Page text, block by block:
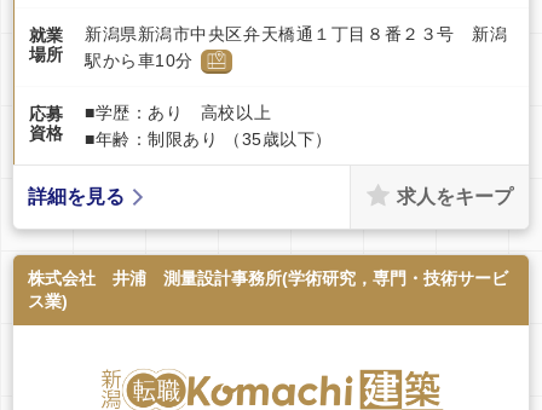
就業
場所
新潟県新潟市中央区弁天橋通１丁目８番２３号 新潟
駅から車10分
応募
資格
■学歴：あり 高校以上
■年齢：制限あり （35歳以下）
詳細を見る 求人をキープ
株式会社 井浦 測量設計事務所(学術研究，専門・技術サービ
ス業)